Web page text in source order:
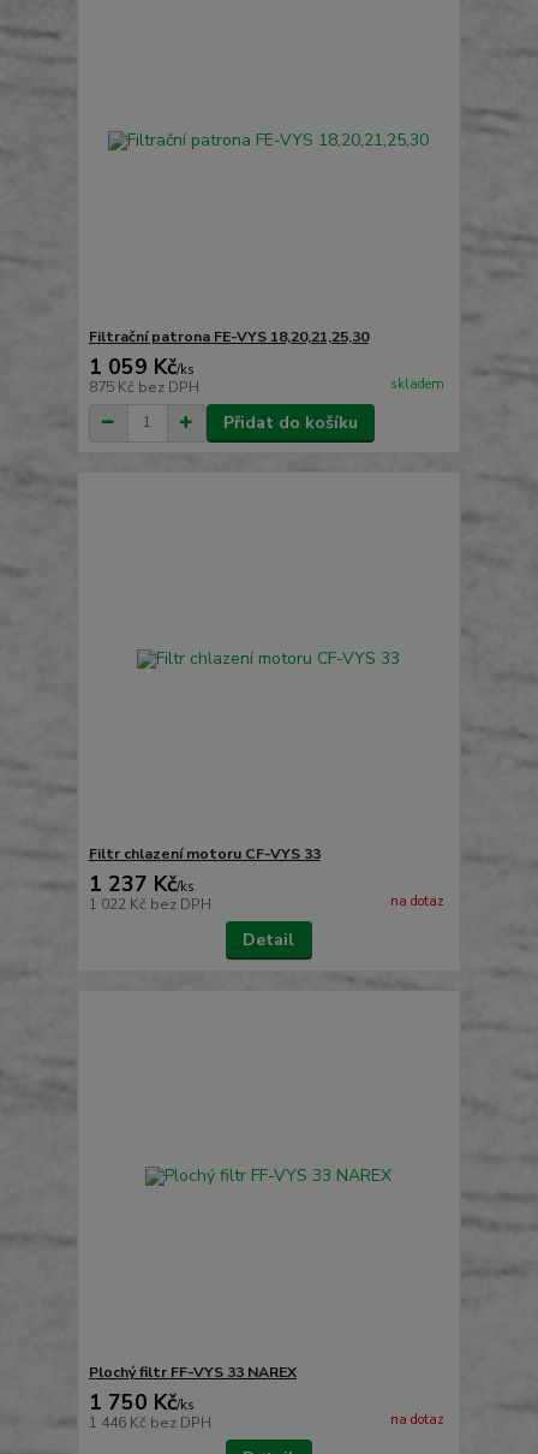
Filtrační patrona FE-VYS 18,20,21,25,30
1 059 Kč/ks
875 Kč bez DPH skladem
Přidat do košíku
Filtr chlazení motoru CF-VYS 33
1 237 Kč/ks
1 022 Kč bez DPH na dotaz
Detail
Plochý filtr FF-VYS 33 NAREX
1 750 Kč/ks
1 446 Kč bez DPH na dotaz